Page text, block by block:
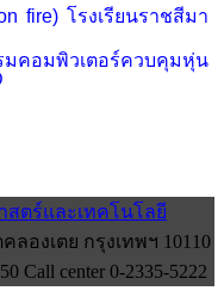
fire) โรงเรียนราชสีมา
มคอมพิวเตอร์ควบคุมหุ่น
สตร์และเทคโนโลยี
องเตย กรุงเทพฯ 10110
Call center 0-2335-5222